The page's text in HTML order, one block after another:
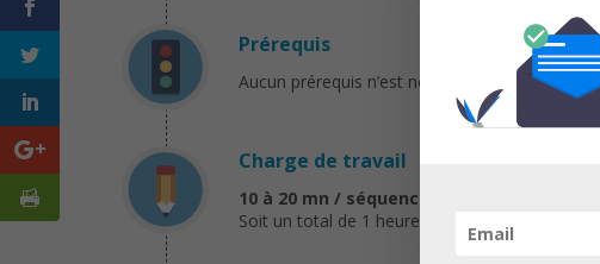
Prérequis
Aucun prérequis n’est nécessaire pour suivre
Charge de travail
10 à 20 mn / séquence vidéo
Soit un total de 1 heure de vidéo sur